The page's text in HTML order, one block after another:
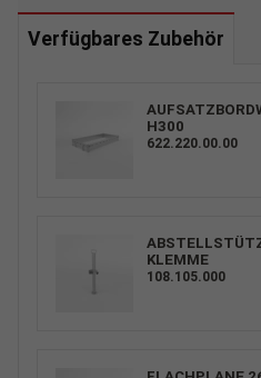
Verfügbares Zubehör
H300
622.220.00.00
KLEMME
108.105.000